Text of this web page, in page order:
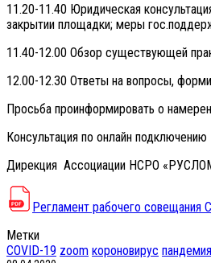
11.20-11.40 Юридическая
закрытии площадки; меры
11.40-12.00 Обзор существующей
12.00-12.30 Ответы на вопросы,
Просьба проинформировать о
Консультация по онлайн подключению
Дирекция Ассоциации НСРО
Регламент рабочего совещания
Метки
COVID-19 zoom короновирус пандемия